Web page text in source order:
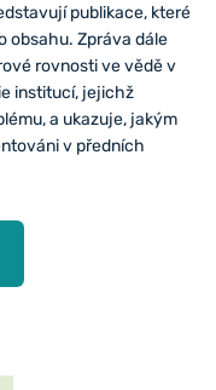
publikace, které
obsahu. Zpráva dále
rovnosti ve vědě v
institucí, jejichž
a ukazuje, jakým
v předních